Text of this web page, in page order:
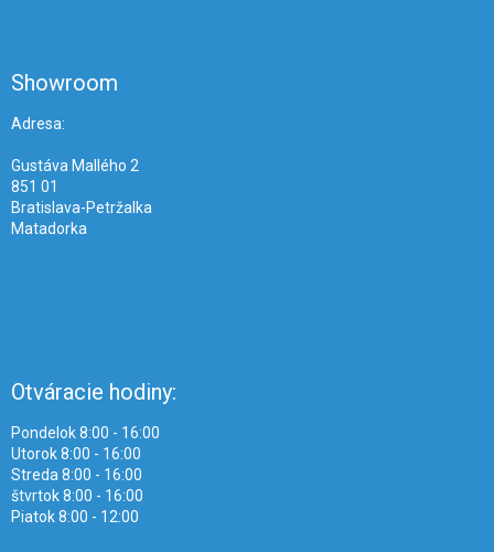
Showroom
Adresa:
Gustáva Mallého 2
851 01
Bratislava-Petržalka
Matadorka
Otváracie hodiny:
Pondelok 8:00 - 16:00
Utorok 8:00 - 16:00
Streda 8:00 - 16:00
štvrtok 8:00 - 16:00
Piatok 8:00 - 12:00